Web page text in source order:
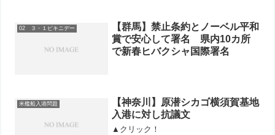
落とされた国が原発を持ったことは間違
い」「こんな事故が...
02 ３・１ビキニデー
【群馬】禁止条約とノーベル平和
賞で安心して署名 県内10カ所
で新春ヒバクシャ国際署名
米艦船入港問題
【神奈川】原潜シカゴ横須賀基地
入港に対し抗議文
▲クリック！